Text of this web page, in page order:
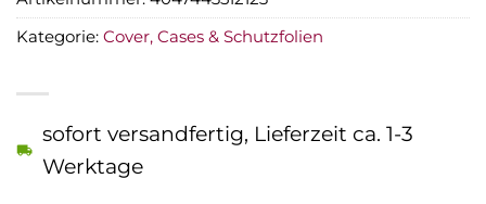
sofort versandfertig, Lieferzeit ca. 1-3
Werktage
Kategorie: Cover, Cases & Schutzfolien